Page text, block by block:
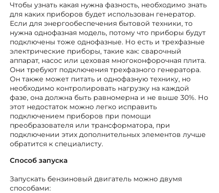
Чтобы узнать какая нужна фазность, необходимо знать
для каких приборов будет использован генератор.
Если для энергообеспечения бытовой техники, то
нужна однофазная модель, потому что приборы будут
подключены тоже однофазные. Но есть и трехфазные
электрические приборы, такие как: сварочный
аппарат, насос или цеховая многоконфорочная плита.
Они требуют подключения трехфазного генератора.
Он также может питать и однофазную технику, но
необходимо контролировать нагрузку на каждой
фазе, она должна быть равномерна и не выше 30%. Но
этот недостаток можно легко исправить
подключением приборов при помощи
преобразователя или трансформатора, при
подключении этих дополнительных элементов лучше
обратится к специалисту.
Способ запуска
Запускать бензиновый двигатель можно двумя
способами: